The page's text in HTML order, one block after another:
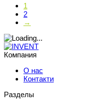
1
2
→
Компания
О нас
Контакти
Разделы